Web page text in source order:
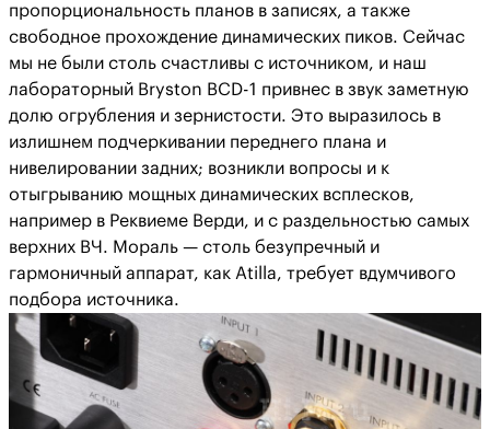
пропорциональность планов в записях, а также
свободное прохождение динамических пиков. Сейчас
мы не были столь счастливы с источником, и наш
лабораторный Bryston BCD-1 привнес в звук заметную
долю огрубления и зернистости. Это выразилось в
излишнем подчеркивании переднего плана и
нивелировании задних; возникли вопросы и к
отыгрыванию мощных динамических всплесков,
например в Реквиеме Верди, и с раздельностью самых
верхних ВЧ. Мораль — столь безупречный и
гармоничный аппарат, как Atilla, требует вдумчивого
подбора источника.